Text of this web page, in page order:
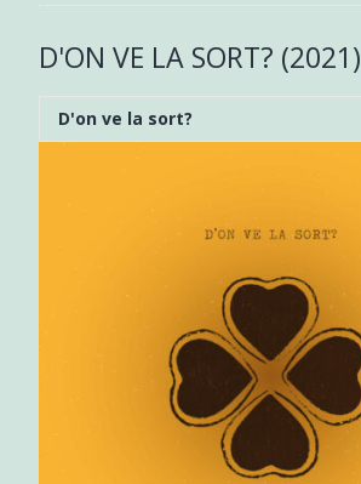
D'ON VE LA SORT? (2021)
D'on ve la sort?